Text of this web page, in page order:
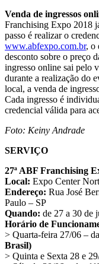
Venda de ingressos
Franchising Expo 2018
passo é realizar o
www.abfexpo.com.br, o
desconto sobre o preço
ingresso online sai pelo
durante a realização do
local, a venda de
Cada ingresso é
credencial válida para
Foto: Keiny Andrade
SERVIÇO
27ª ABF Franchising
Local: Expo Center
Endereço: Rua José
Paulo – SP
Quando: de 27 a 30 de
Horário de
> Quarta-feira 27/06 –
Brasil)
> Quinta e Sexta 28 e